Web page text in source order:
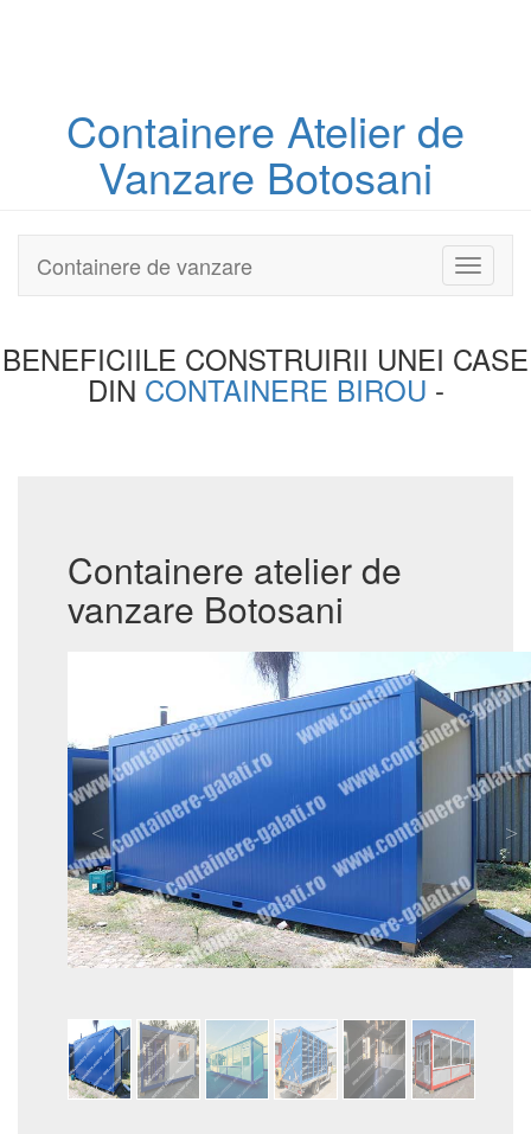
Containere Atelier de
Vanzare Botosani
Toggle
Containere de vanzare
BENEFICIILE CONSTRUIRII UNEI CASE
DIN CONTAINERE BIROU -
Containere atelier de
vanzare Botosani